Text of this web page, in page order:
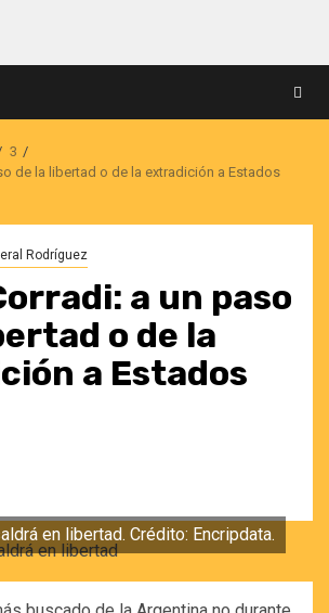
3
de la libertad o de la extradición a Estados
Rodríguez
a un paso
o de la
a Estados
en libertad. Crédito: Encripdata.